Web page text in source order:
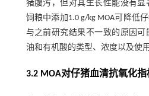
猪腹泻，但对其生长性能没有显
饲粮中添加1.0 g/kg MOA可降低
与之前研究结果不一致的原因
油和有机酸的类型、浓度以及使用
3.2 MOA对仔猪血清抗氧化指